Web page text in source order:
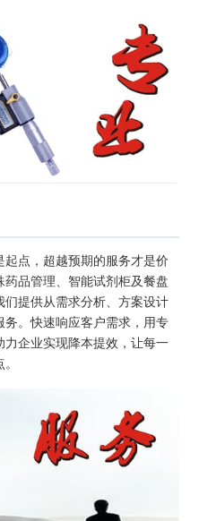
点，超越预期的服务才是价
品管理、智能试剂柜及餐盘
提供从需求分析、方案设计
。快速响应客户需求，用专
企业实现降本提效，让每一